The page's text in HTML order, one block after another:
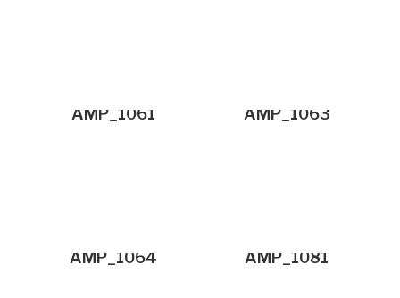
AMP_1061 AMP_1063
AMP_1064 AMP_1081